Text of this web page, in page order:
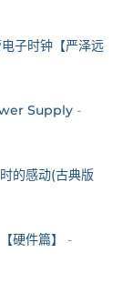
子时钟【严泽远
Supply -
的感动(古典版
硬件篇】
-